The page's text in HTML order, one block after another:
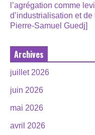
l’agrégation comme
d’industrialisation et
Pierre-Samuel Guedj]
Archives
juillet 2026
juin 2026
mai 2026
avril 2026